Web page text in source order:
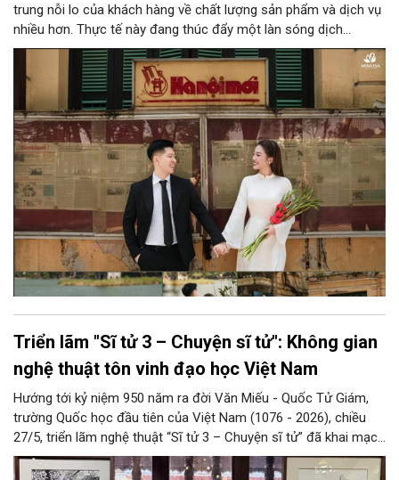
trung nỗi lo của khách hàng về chất lượng sản phẩm và dịch vụ
nhiều hơn. Thực tế này đang thúc đẩy một làn sóng dịch
chuyển mạnh mẽ của các cặp đôi sang mô hình dịch vụ trọn
gói (All in one). Bên cạnh yếu tố tiện lợi, thế hệ trẻ hiện nay cũng
khắt khe hơn về mặt thẩm mỹ, họ hướng tới sự cá nhân hóa,
cảm xúc chân thực và từ chối các khuôn mẫu rập khuôn có sẵn
khi tìm kiếm dịch vụ chụp ảnh cưới đẹp ở Hà Nội.
Triển lãm "Sĩ tử 3 – Chuyện sĩ tử": Không gian
nghệ thuật tôn vinh đạo học Việt Nam
Hướng tới kỷ niệm 950 năm ra đời Văn Miếu - Quốc Tử Giám,
trường Quốc học đầu tiên của Việt Nam (1076 - 2026), chiều
27/5, triển lãm nghệ thuật “Sĩ tử 3 – Chuyện sĩ tử” đã khai mạc
tại Di tích Quốc gia đặc biệt Văn Miếu – Quốc Tử Giám, Hà Nội.